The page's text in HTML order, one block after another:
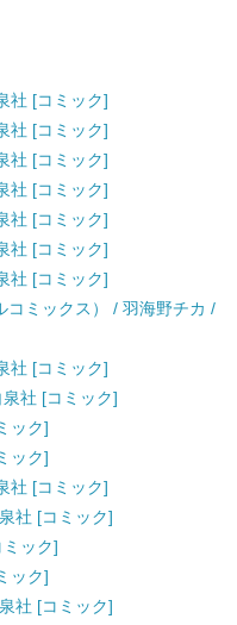
社 [コミック]
社 [コミック]
社 [コミック]
社 [コミック]
社 [コミック]
社 [コミック]
社 [コミック]
コミックス） / 羽海野チカ /
社 [コミック]
社 [コミック]
ック]
ック]
社 [コミック]
社 [コミック]
ック]
ック]
社 [コミック]